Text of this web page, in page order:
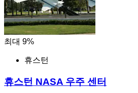
최대 9%
휴스턴
휴스턴 NASA 우주 센터